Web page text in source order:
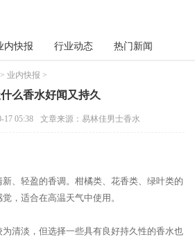
内快报 行业动态 热门新闻
> 业内快报 >
么香水好闻又持久
17 05:38 文章来源：易林佳男士香水
、轻盈的香调。柑橘类、花香类、绿叶类的
，适合在高温天气中使用。
清淡，但选择一些具有良好持久性的香水也